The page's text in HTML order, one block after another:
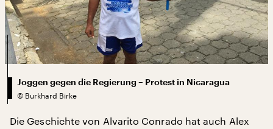
Joggen gegen die Regierung – Protest in Nicaragua
© Burkhard Birke
Die Geschichte von Alvarito Conrado hat auch Alex